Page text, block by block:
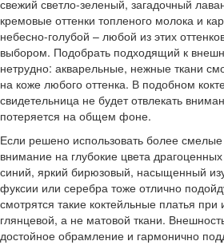
свежий светло-зеленый, загадочный
кремовые оттенки топленого молока и
небесно-голубой – любой из этих
выбором. Подобрать подходящий к
нетрудно: акварельные, нежные ткани
на коже любого оттенка. В подобном
свидетельница не будет отвлекать
потеряется на общем фоне.
Если решено использовать более смелые
внимание на глубокие цвета
синий, яркий бирюзовый, насыщенный
фуксии или серебра тоже отлично
смотрятся такие коктейльные платья при
глянцевой, а не матовой ткани.
достойное обрамление и гармонично